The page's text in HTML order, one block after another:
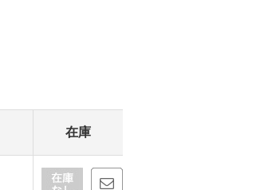
在庫